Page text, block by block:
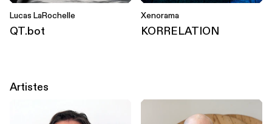
QT.bot
Lucas LaRochelle
KORRELATION
Xenorama
Artistes